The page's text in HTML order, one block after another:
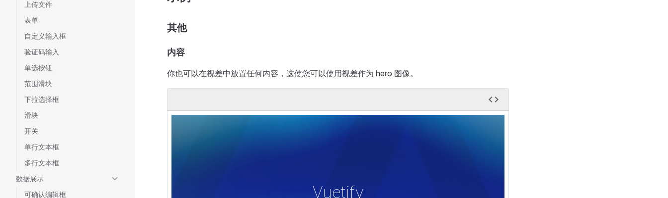
上传文件
表单
自定义输入框
验证码输入
单选按钮
范围滑块
下拉选择框
滑块
开关
单行文本框
多行文本框
数据展示
可确认编辑框
其他
内容
你也可以在视差中放置任何内容，这使您可以使用视差作为 hero 图像。
Vuetify